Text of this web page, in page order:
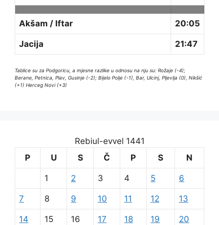
Akšam / Iftar 20:05
Jacija 21:47
Tablice su za Podgoricu, a mjesne razlike u odnosu na nju su: Rožaje (-4);
Berane, Petnica, Plav, Gusinje (-2); Bijelo Polje (-1), Bar, Ulcinj, Pljevlja (0), Nikšić
(+1) Herceg Novi (+3)
Rebiul-evvel 1441
P
U S Č P S N
1 2 3 4 5 6
7 8 9 10 11 12 13
14 15 16 17 18 19 20